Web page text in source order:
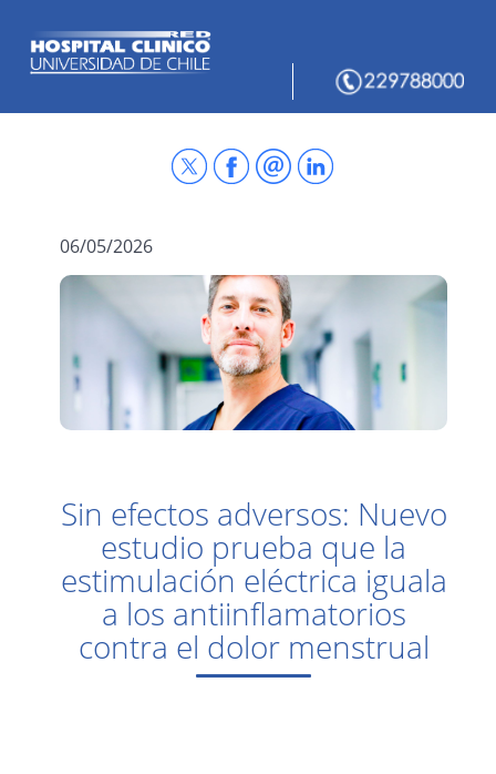
06/05/2026
Sin efectos adversos: Nuevo
estudio prueba que la
estimulación eléctrica iguala
a los antiinflamatorios
contra el dolor menstrual